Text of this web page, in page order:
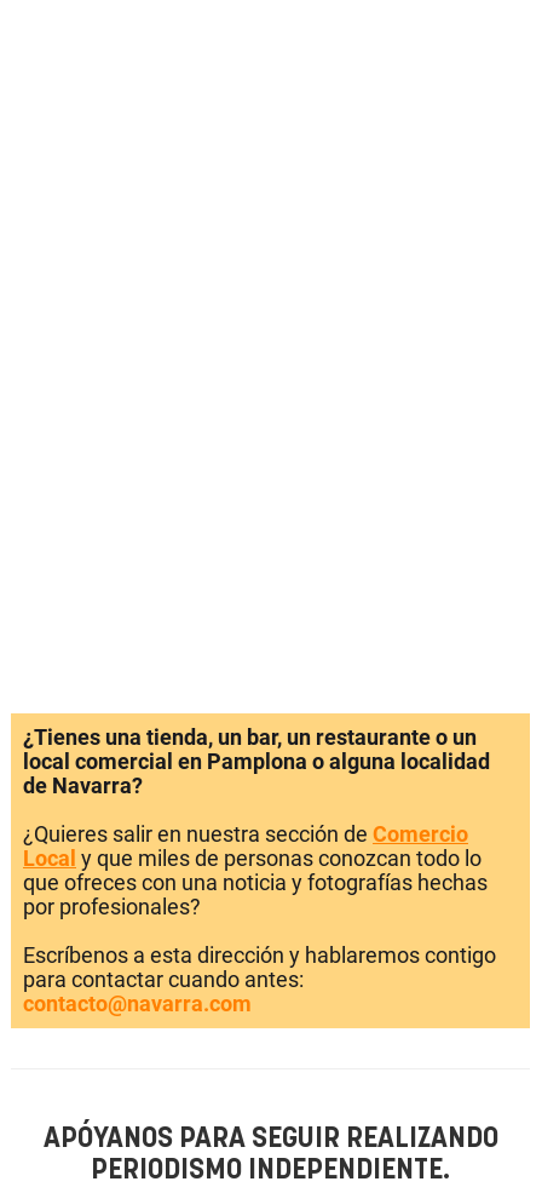
¿Tienes una tienda, un bar, un restaurante o un
local comercial en Pamplona o alguna localidad
de Navarra?
¿Quieres salir en nuestra sección de Comercio
Local y que miles de personas conozcan todo lo
que ofreces con una noticia y fotografías hechas
por profesionales?
Escríbenos a esta dirección y hablaremos contigo
para contactar cuando antes:
contacto@navarra.com
APÓYANOS PARA SEGUIR REALIZANDO
PERIODISMO INDEPENDIENTE.